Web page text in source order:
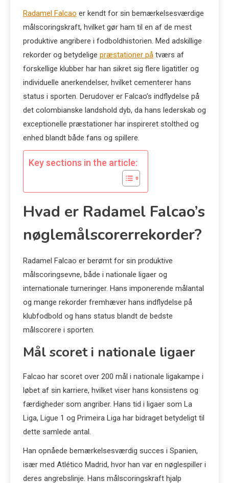
Radamel Falcao er kendt for sin bemærkelsesværdige
målscoringskraft, hvilket gør ham til en af de mest
produktive angribere i fodboldhistorien. Med adskillige
rekorder og betydelige præstationer på tværs af
forskellige klubber har han sikret sig flere ligatitler og
individuelle anerkendelser, hvilket cementerer hans
status i sporten. Derudover er Falcao’s indflydelse på
det colombianske landshold dyb, da hans lederskab og
exceptionelle præstationer har inspireret stolthed og
enhed blandt både fans og spillere.
Key sections in the article:
Hvad er Radamel Falcao’s
nøglemålscorerrekorder?
Radamel Falcao er berømt for sin produktive
målscoringsevne, både i nationale ligaer og
internationale turneringer. Hans imponerende målantal
og mange rekorder fremhæver hans indflydelse på
klubfodbold og hans status blandt de bedste
målscorere i sporten.
Mål scoret i nationale ligaer
Falcao har scoret over 200 mål i nationale ligakampe i
løbet af sin karriere, hvilket viser hans konsistens og
færdigheder som angriber. Hans tid i ligaer som La
Liga, Ligue 1 og Primeira Liga har bidraget betydeligt til
dette samlede antal.
Han opnåede bemærkelsesværdig succes i Spanien,
især med Atlético Madrid, hvor han var en nøglespiller i
deres angrebslinje. Hans målscoringskraft hjalp